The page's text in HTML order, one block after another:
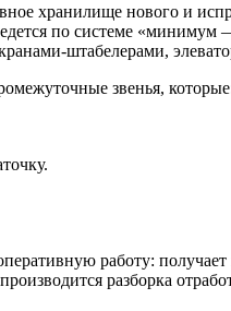
хранилище нового и
по системе
штабелерами,
звенья,
работу:
разборка